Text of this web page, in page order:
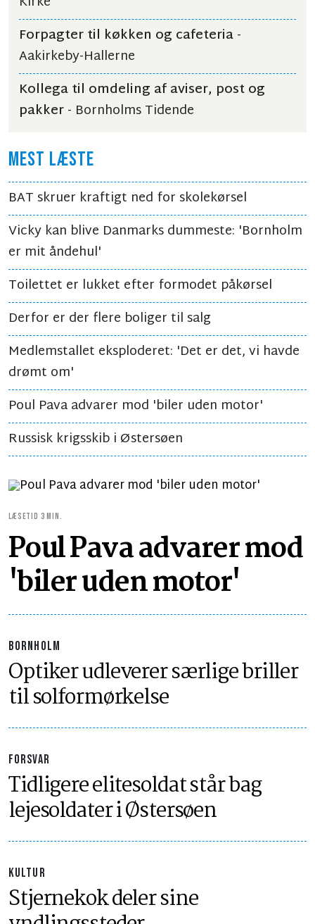
Forpagter til køkken og cafeteria-
Aakirkeby-Hallerne
Kollega til omdeling af aviser, post og
pakker- Bornholms Tidende
MEST LÆSTE
BAT skruer kraftigt ned for skolekørsel
Vicky kan blive Danmarks dummeste: 'Bornholm
er mit åndehul'
Toilettet er lukket efter formodet påkørsel
Derfor er der flere boliger til salg
Medlemstallet eksploderet: 'Det er det, vi havde
drømt om'
Poul Pava advarer mod 'biler uden motor'
Russisk krigsskib i Østersøen
LÆSETID 3 MIN.
Poul Pava advarer mod
'biler uden motor'
BORNHOLM
Optiker udleverer særlige briller
til solformørkelse
FORSVAR
Tidligere elitesoldat står bag
lejesoldater i Østersøen
KULTUR
Stjernekok deler sine